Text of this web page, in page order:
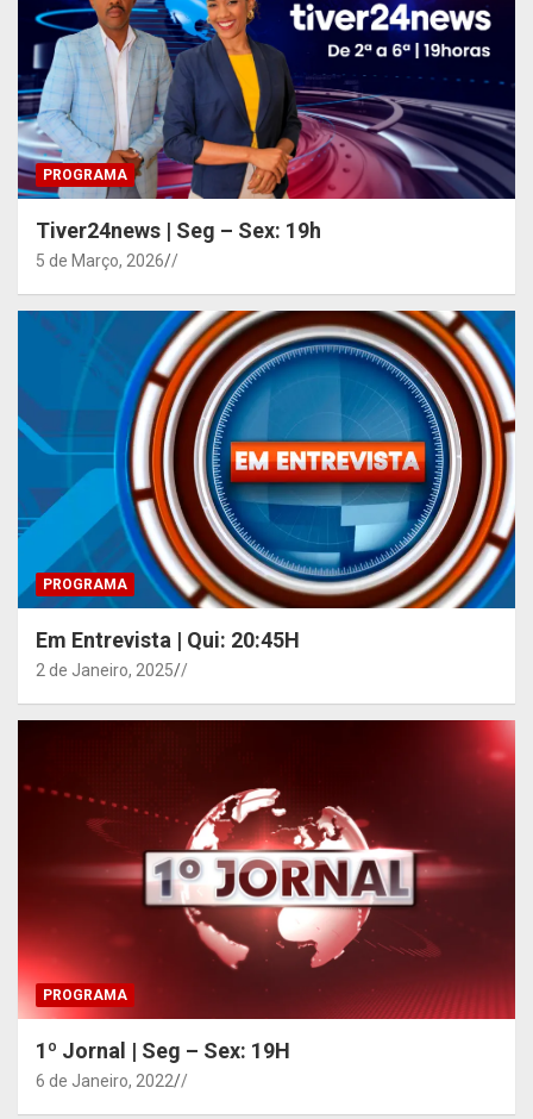
PROGRAMA
Tiver24news | Seg – Sex: 19h
5 de Março, 2026 /
PROGRAMA
Em Entrevista | Qui: 20:45H
2 de Janeiro, 2025 /
PROGRAMA
1º Jornal | Seg – Sex: 19H
6 de Janeiro, 2022 /